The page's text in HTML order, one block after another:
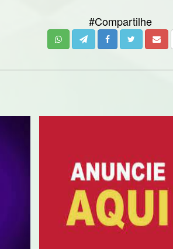
#Compartilhe